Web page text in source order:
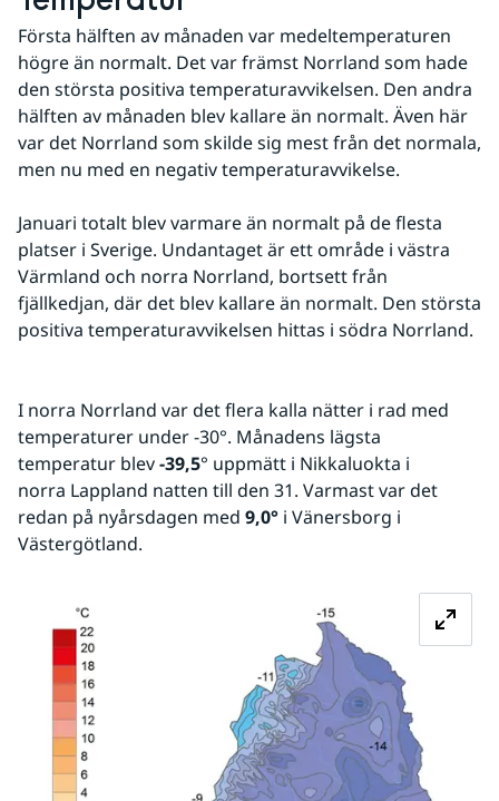
Första hälften av månaden var medeltemperaturen
högre än normalt. Det var främst Norrland som hade
den största positiva temperaturavvikelsen. Den andra
hälften av månaden blev kallare än normalt. Även här
var det Norrland som skilde sig mest från det normala,
men nu med en negativ temperaturavvikelse.
Januari totalt blev varmare än normalt på de flesta
platser i Sverige. Undantaget är ett område i västra
Värmland och norra Norrland, bortsett från
fjällkedjan, där det blev kallare än normalt. Den största
positiva temperaturavvikelsen hittas i södra Norrland.
I norra Norrland var det flera kalla nätter i rad med
temperaturer under -30°. Månadens lägsta
temperatur blev -39,5° uppmätt i Nikkaluokta i
norra Lappland natten till den 31. Varmast var det
redan på nyårsdagen med 9,0° i Vänersborg i
Västergötland.